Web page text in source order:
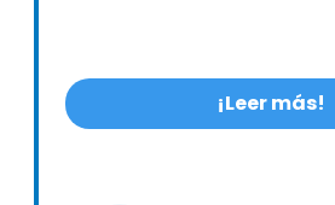
¡Leer más!